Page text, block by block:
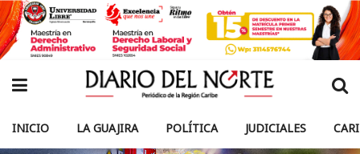
INICIO LA GUAJIRA POLÍTICA JUDICIALES